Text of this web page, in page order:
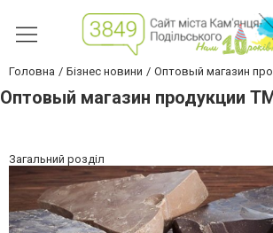
Головна Бізнес новини Оптовый магазин
Оптовый магазин продукции
Загальний розділ